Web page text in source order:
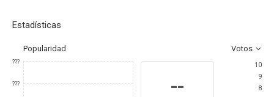
Estadísticas
Popularidad Votos
???
??? --
10
9
8